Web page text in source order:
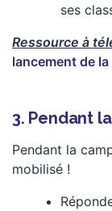
ses
Ressource à
lancement de
3. Pendant
Pendant la
mobilisé !